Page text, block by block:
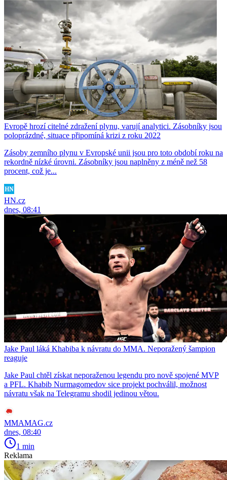
Evropě hrozí citelné zdražení plynu, varují analytici. Zásobníky jsou
poloprázdné, situace připomíná krizi z roku 2022
Zásoby zemního plynu v Evropské unii jsou pro toto období roku na
rekordně nízké úrovni. Zásobníky jsou naplněny z méně než 58
procent, což je...
HN.cz
dnes, 08:41
Jake Paul láká Khabiba k návratu do MMA. Neporažený šampion
reaguje
Jake Paul chtěl získat neporaženou legendu pro nově spojené MVP
a PFL. Khabib Nurmagomedov sice projekt pochválil, možnost
návratu však na Telegramu shodil jedinou větou.
MMAMAG.cz
dnes, 08:40
1 min
Reklama